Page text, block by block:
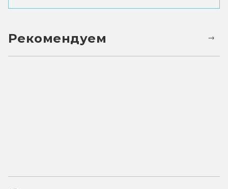
Рекомендуем